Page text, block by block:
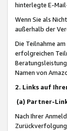
hinterlegte E-
Wenn Sie als
außerhalb der
Die Teilnahme
erfolgreichen
Namen von
2. Links auf
(a) Partner-
Nach Ihrer